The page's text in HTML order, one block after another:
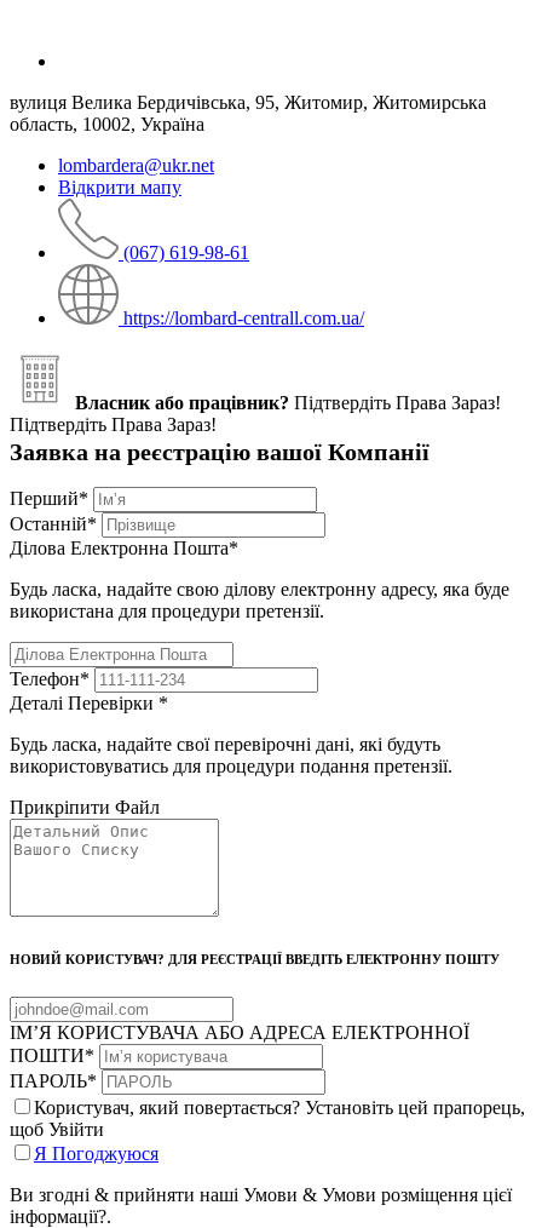
вулиця Велика Бердичівська, 95, Житомир, Житомирська
область, 10002, Україна
lombardera@ukr.net
Відкрити мапу
(067) 619-98-61
https://lombard-centrall.com.ua/
Власник або працівник? Підтвердіть Права Зараз!
Підтвердіть Права Зараз!
Заявка на реєстрацію вашої Компанії
Перший*
Останній*
Ділова Електронна Пошта*
Будь ласка, надайте свою ділову електронну адресу, яка буде
використана для процедури претензії.
Телефон*
Деталі Перевірки *
Будь ласка, надайте свої перевірочні дані, які будуть
використовуватись для процедури подання претензії.
Прикріпити Файл
НОВИЙ КОРИСТУВАЧ? ДЛЯ РЕЄСТРАЦІЇ ВВЕДІТЬ ЕЛЕКТРОННУ ПОШТУ
ІМ’Я КОРИСТУВАЧА АБО АДРЕСА ЕЛЕКТРОННОЇ
ПОШТИ*
ПАРОЛЬ*
Користувач, який повертається? Установіть цей прапорець,
щоб Увійти
Я Погоджуюся
Ви згодні & прийняти наші Умови & Умови розміщення цієї
інформації?.